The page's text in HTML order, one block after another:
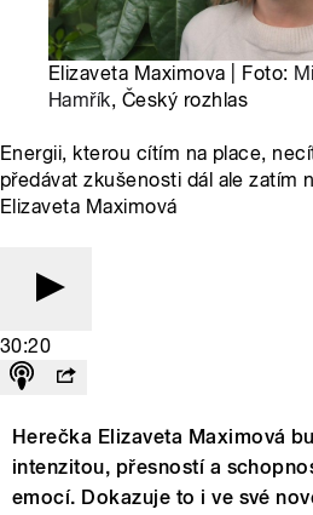
Elizaveta Maximova | Foto:
Hamřík, Český rozhlas
Energii, kterou cítím na place,
předávat zkušenosti dál ale zatím
Elizaveta Maximová
30:20
Herečka Elizaveta Maximová
intenzitou, přesností a
emocí. Dokazuje to i ve své